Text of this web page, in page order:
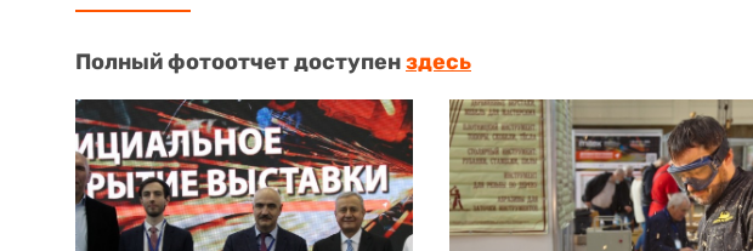
Полный фотоотчет доступенздесь